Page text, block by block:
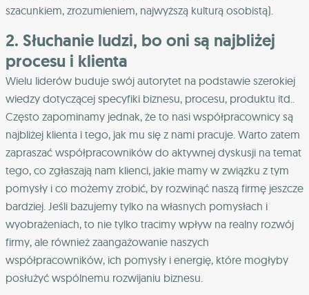
szacunkiem, zrozumieniem, najwyższą kulturą osobistą).
2. Słuchanie ludzi, bo oni są najbliżej
procesu i klienta
Wielu liderów buduje swój autorytet na podstawie szerokiej
wiedzy dotyczącej specyfiki biznesu, procesu, produktu itd..
Często zapominamy jednak, że to nasi współpracownicy są
najbliżej klienta i tego, jak mu się z nami pracuje. Warto zatem
zapraszać współpracowników do aktywnej dyskusji na temat
tego, co zgłaszają nam klienci, jakie mamy w związku z tym
pomysły i co możemy zrobić, by rozwinąć naszą firmę jeszcze
bardziej. Jeśli bazujemy tylko na własnych pomysłach i
wyobrażeniach, to nie tylko tracimy wpływ na realny rozwój
firmy, ale również zaangażowanie naszych
współpracowników, ich pomysły i energię, które mogłyby
posłużyć wspólnemu rozwijaniu biznesu.